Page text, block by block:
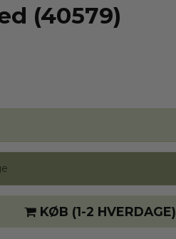
(40579)
KØB (1-2 HVERDAGE)